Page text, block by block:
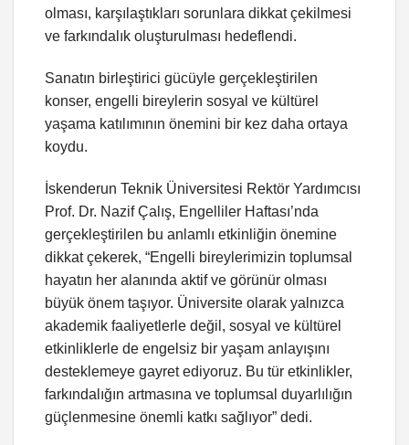
olması, karşılaştıkları sorunlara dikkat çekilmesi
ve farkındalık oluşturulması hedeflendi.
Sanatın birleştirici gücüyle gerçekleştirilen
konser, engelli bireylerin sosyal ve kültürel
yaşama katılımının önemini bir kez daha ortaya
koydu.
İskenderun Teknik Üniversitesi Rektör Yardımcısı
Prof. Dr. Nazif Çalış, Engelliler Haftası’nda
gerçekleştirilen bu anlamlı etkinliğin önemine
dikkat çekerek, “Engelli bireylerimizin toplumsal
hayatın her alanında aktif ve görünür olması
büyük önem taşıyor. Üniversite olarak yalnızca
akademik faaliyetlerle değil, sosyal ve kültürel
etkinliklerle de engelsiz bir yaşam anlayışını
desteklemeye gayret ediyoruz. Bu tür etkinlikler,
farkındalığın artmasına ve toplumsal duyarlılığın
güçlenmesine önemli katkı sağlıyor” dedi.